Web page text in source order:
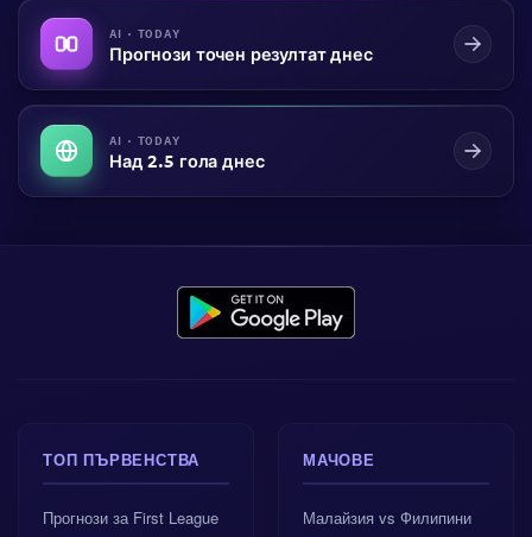
AI · TODAY
Прогнози точен резултат днес
AI · TODAY
Над 2.5 гола днес
ТОП ПЪРВЕНСТВА
Прогнози за First League
МАЧОВЕ
Малайзия vs Филипини